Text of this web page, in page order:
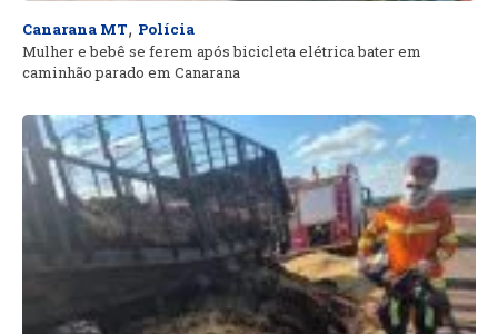
Canarana MT, Polícia
Mulher e bebê se ferem após bicicleta elétrica bater em
caminhão parado em Canarana